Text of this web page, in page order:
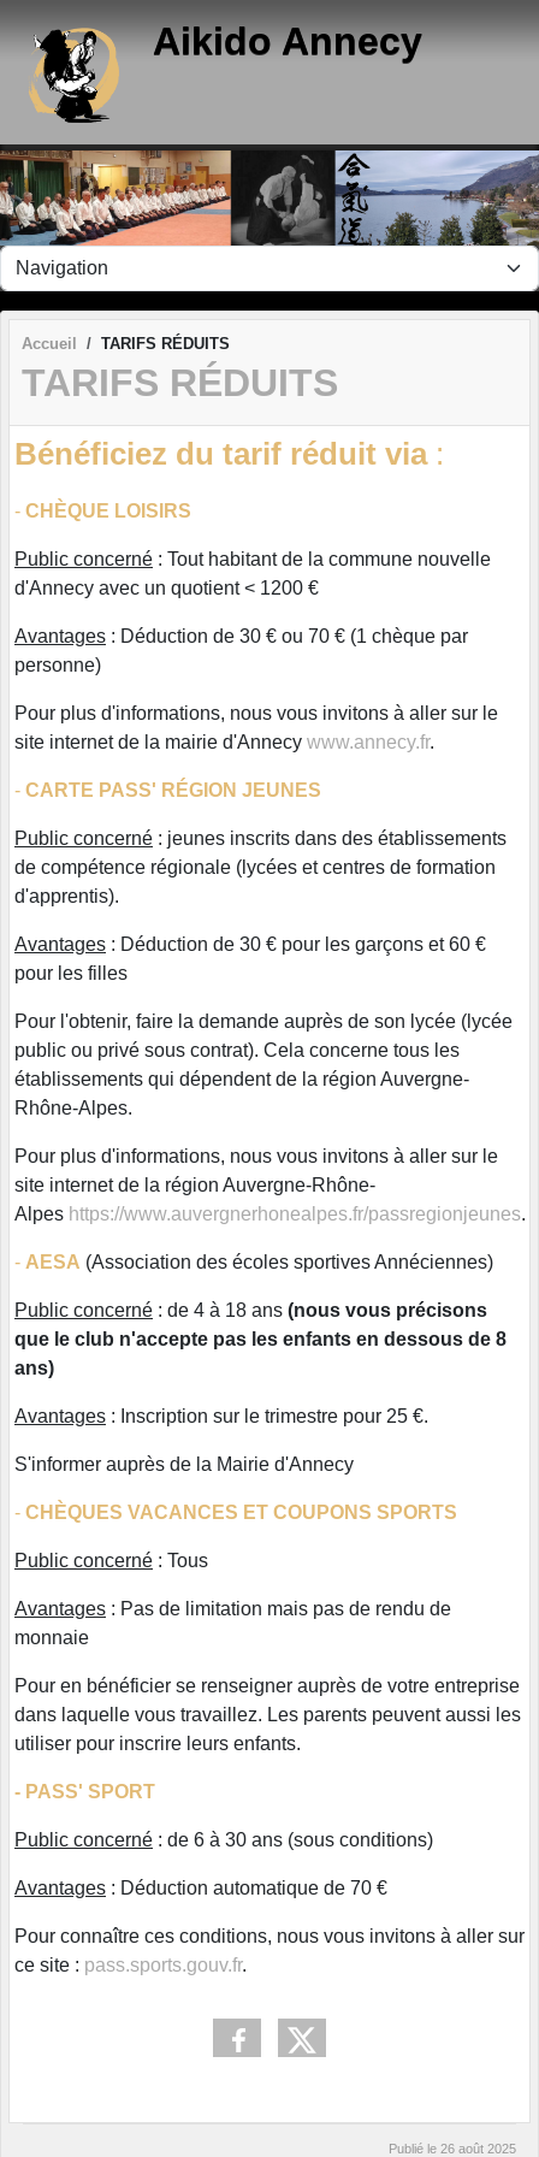
Aikido Annecy
Accueil TARIFS RÉDUITS
TARIFS RÉDUITS
Bénéficiez du tarif réduit via:
- CHÈQUE LOISIRS
Public concerné : Tout habitant de la commune nouvelle
d'Annecy avec un quotient < 1200 €
Avantages : Déduction de 30 € ou 70 € (1 chèque par
personne)
Pour plus d'informations, nous vous invitons à aller sur le
site internet de la mairie d'Annecy www.annecy.fr.
- CARTE PASS' RÉGION JEUNES
Public concerné : jeunes inscrits dans des établissements
de compétence régionale (lycées et centres de formation
d'apprentis).
Avantages : Déduction de 30 € pour les garçons et 60 €
pour les filles
Pour l'obtenir, faire la demande auprès de son lycée (lycée
public ou privé sous contrat). Cela concerne tous les
établissements qui dépendent de la région Auvergne-
Rhône-Alpes.
Pour plus d'informations, nous vous invitons à aller sur le
site internet de la région Auvergne-Rhône-
Alpes https://www.auvergnerhonealpes.fr/passregionjeunes.
- AESA (Association des écoles sportives Annéciennes)
Public concerné : de 4 à 18 ans (nous vous précisons
que le club n'accepte pas les enfants en dessous de 8
ans)
Avantages : Inscription sur le trimestre pour 25 €.
S'informer auprès de la Mairie d'Annecy
- CHÈQUES VACANCES ET COUPONS SPORTS
Public concerné : Tous
Avantages : Pas de limitation mais pas de rendu de
monnaie
Pour en bénéficier se renseigner auprès de votre entreprise
dans laquelle vous travaillez. Les parents peuvent aussi les
utiliser pour inscrire leurs enfants.
- PASS' SPORT
Public concerné : de 6 à 30 ans (sous conditions)
Avantages : Déduction automatique de 70 €
Pour connaître ces conditions, nous vous invitons à aller sur
ce site : pass.sports.gouv.fr.
Publié le 26 août 2025